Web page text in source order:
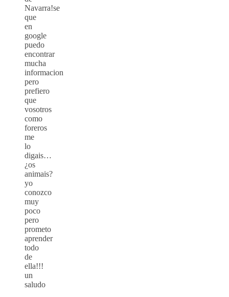
Navarra!se
que
en
google
puedo
encontrar
mucha
informacion
pero
prefiero
que
vosotros
como
foreros
me
lo
digais…
¿os
animais?
yo
conozco
muy
poco
pero
prometo
aprender
todo
de
ella!!!
un
saludo